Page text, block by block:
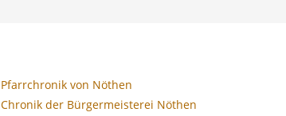
Pfarrchronik von Nöthen
Chronik der Bürgermeisterei Nöthen